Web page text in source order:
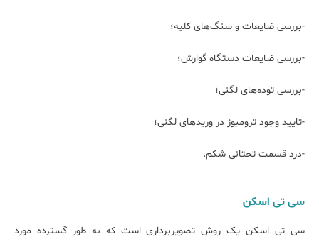
-بررسی ضایعات و سنگ‌های کلیه؛
-بررسی ضایعات دستگاه گوارش؛
-بررسی توده‌های لگنی؛
-تایید وجود ترومبوز در ورید‌های لگنی؛
-درد قسمت تحتانی شکم.
سی تی اسکن
سی تی اسکن یک روش تصویربرداری است که به طور گسترده مورد